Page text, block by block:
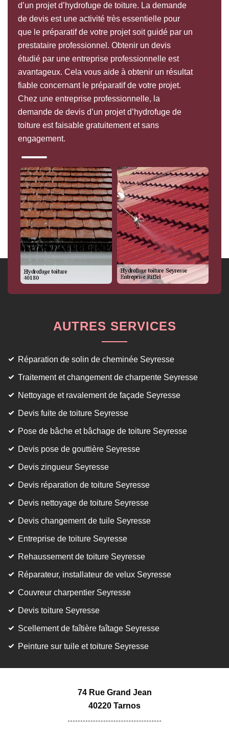
d’un projet d’hydrofuge de toiture. La demande
de devis est une activité très essentielle pour
que le préparatif de votre projet soit guidé par un
prestataire professionnel. Obtenir un devis
étudié par une entreprise professionnelle est
avantageux. Cela vous aide à obtenir un résultat
fiable concernant le préparatif de votre projet.
Chez une entreprise professionnelle, la
demande de devis d’un projet d’hydrofuge de
toiture est faisable gratuitement et sans
engagement.
AUTRES SERVICES
Réparation de solin de cheminée Seyresse
Traitement et changement de charpente Seyresse
Nettoyage et ravalement de façade Seyresse
Devis fuite de toiture Seyresse
Pose de bâche et bâchage de toiture Seyresse
Devis pose de gouttière Seyresse
Devis zingueur Seyresse
Devis réparation de toiture Seyresse
Devis nettoyage de toiture Seyresse
Devis changement de tuile Seyresse
Entreprise de toiture Seyresse
Rehaussement de toiture Seyresse
Réparateur, installateur de velux Seyresse
Couvreur charpentier Seyresse
Devis toiture Seyresse
Scellement de faîtière faîtage Seyresse
Peinture sur tuile et toiture Seyresse
74 Rue Grand Jean
40220 Tarnos